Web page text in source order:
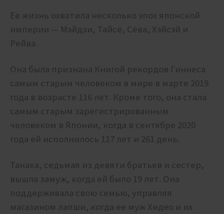
Ее жизнь охватила несколько эпох японской
империи — Мэйдзи, Тайсё, Сёва, Хэйсэй и
Рейва.
Она была признана Книгой рекордов Гиннеса
самым старым человеком в мире в марте 2019
года в возрасте 116 лет. Кроме того, она стала
самым старым зарегистрированным
человеком в Японии, когда в сентябре 2020
года ей исполнилось 117 лет и 261 день.
Танака, седьмая из девяти братьев и сестер,
вышла замуж, когда ей было 19 лет. Она
поддерживала свою семью, управляя
магазином лапши, когда ее муж Хидео и их